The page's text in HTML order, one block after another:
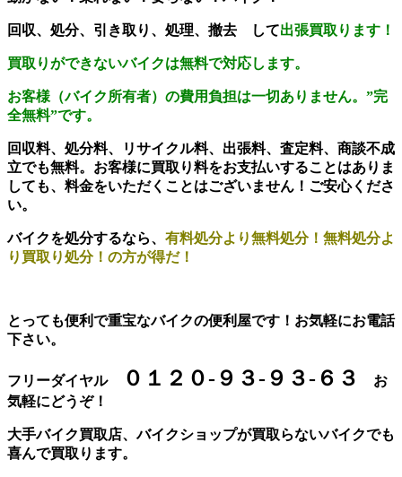
回収、処分、引き取り、処理、撤去 して出張買取ります！
買取りができないバイクは無料で対応します。
お客様（バイク所有者）の費用負担は一切ありません。 ”完
全無料”です。
回収料、処分料、リサイクル料、出張料、査定料、商談不成
立でも無料。お客様に買取り料をお支払いすることはありま
しても、料金をいただくことはございません！ご安心くださ
い。
バイクを処分するなら、 有料処分より無料処分！無料処分よ
り買取り処分！の方が得だ！
とっても便利で重宝なバイクの便利屋です！お気軽にお電話
下さい。
フリーダイヤル ０１２０-９３-９３-６３
お
気軽にどうぞ！
大手バイク買取店、バイクショップが買取らないバイクでも
喜んで買取ります。